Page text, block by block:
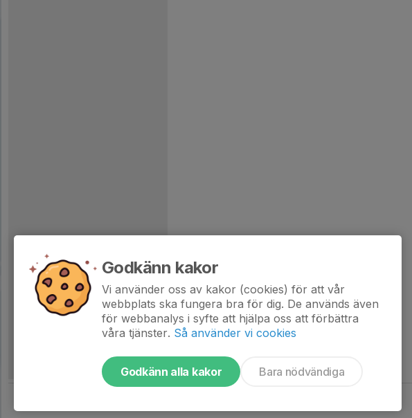
Godkänn kakor
Vi använder oss av kakor (cookies) för att vår
webbplats ska fungera bra för dig. De används även
för webbanalys i syfte att hjälpa oss att förbättra
våra tjänster. Så använder vi cookies
Godkänn alla kakor Bara nödvändiga